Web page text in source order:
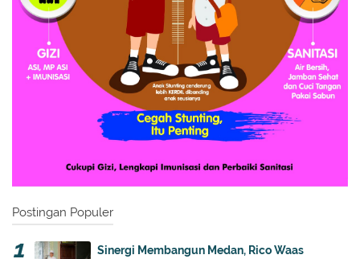
Postingan Populer
Sinergi Membangun Medan, Rico Waas